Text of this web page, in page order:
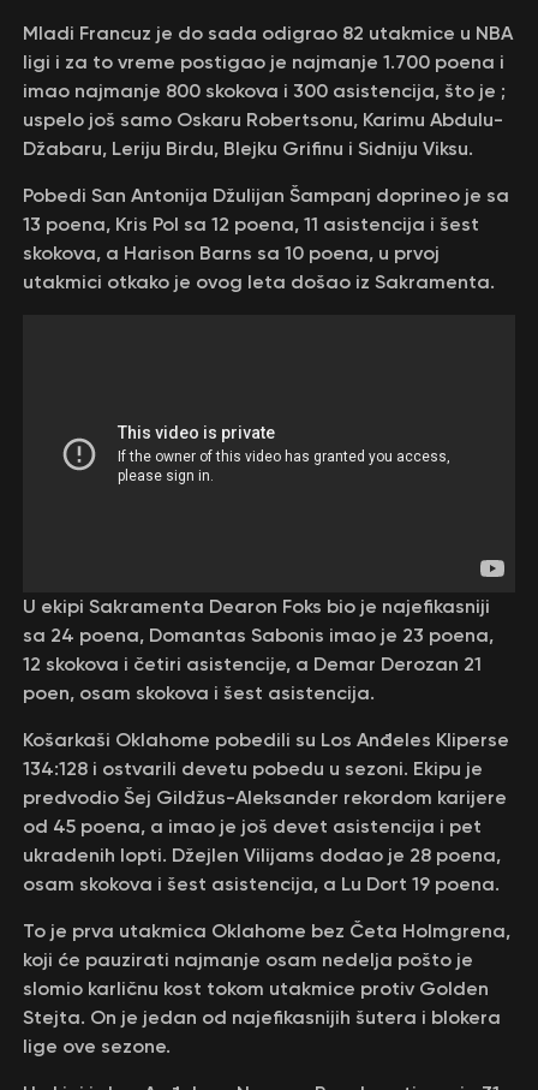
Mladi Francuz je do sada odigrao 82 utakmice u NBA
ligi i za to vreme postigao je najmanje 1.700 poena i
imao najmanje 800 skokova i 300 asistencija, što je ;
uspelo još samo Oskaru Robertsonu, Karimu Abdulu-
Džabaru, Leriju Birdu, Blejku Grifinu i Sidniju Viksu.
Pobedi San Antonija Džulijan Šampanj doprineo je sa
13 poena, Kris Pol sa 12 poena, 11 asistencija i šest
skokova, a Harison Barns sa 10 poena, u prvoj
utakmici otkako je ovog leta došao iz Sakramenta.
U ekipi Sakramenta Dearon Foks bio je najefikasniji
sa 24 poena, Domantas Sabonis imao je 23 poena,
12 skokova i četiri asistencije, a Demar Derozan 21
poen, osam skokova i šest asistencija.
Košarkaši Oklahome pobedili su Los Anđeles Kliperse
134:128 i ostvarili devetu pobedu u sezoni. Ekipu je
predvodio Šej Gildžus-Aleksander rekordom karijere
od 45 poena, a imao je još devet asistencija i pet
ukradenih lopti. Džejlen Vilijams dodao je 28 poena,
osam skokova i šest asistencija, a Lu Dort 19 poena.
To je prva utakmica Oklahome bez Četa Holmgrena,
koji će pauzirati najmanje osam nedelja pošto je
slomio karličnu kost tokom utakmice protiv Golden
Stejta. On je jedan od najefikasnijih šutera i blokera
lige ove sezone.